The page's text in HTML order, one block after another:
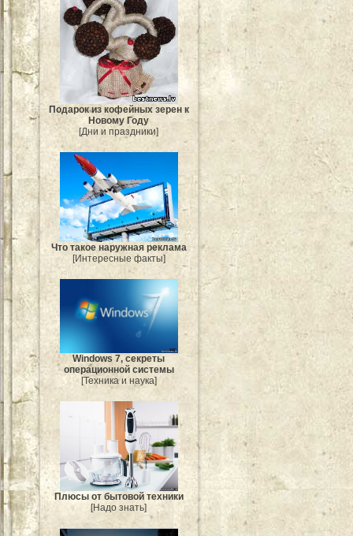
Подарок из кофейных зерен к
Новому Году
[Дни и праздники]
Что такое наружная реклама
[Интересные факты]
Windows 7, секреты
операционной системы
[Техника и наука]
Плюсы от бытовой техники
[Надо знать]